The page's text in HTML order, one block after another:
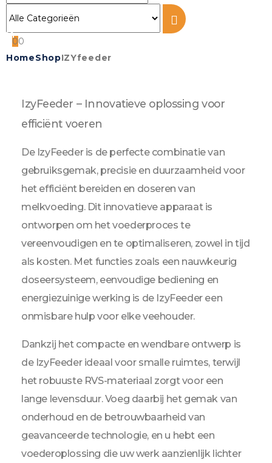
00
HomeShopIZYfeeder
IzyFeeder – Innovatieve oplossing voor
efficiënt voeren
De IzyFeeder is de perfecte combinatie van
gebruiksgemak, precisie en duurzaamheid voor
het efficiënt bereiden en doseren van
melkvoeding. Dit innovatieve apparaat is
ontworpen om het voederproces te
vereenvoudigen en te optimaliseren, zowel in tijd
als kosten. Met functies zoals een nauwkeurig
doseersysteem, eenvoudige bediening en
energiezuinige werking is de IzyFeeder een
onmisbare hulp voor elke veehouder.
Dankzij het compacte en wendbare ontwerp is
de IzyFeeder ideaal voor smalle ruimtes, terwijl
het robuuste RVS-materiaal zorgt voor een
lange levensduur. Voeg daarbij het gemak van
onderhoud en de betrouwbaarheid van
geavanceerde technologie, en u hebt een
voederoplossing die uw werk aanzienlijk lichter